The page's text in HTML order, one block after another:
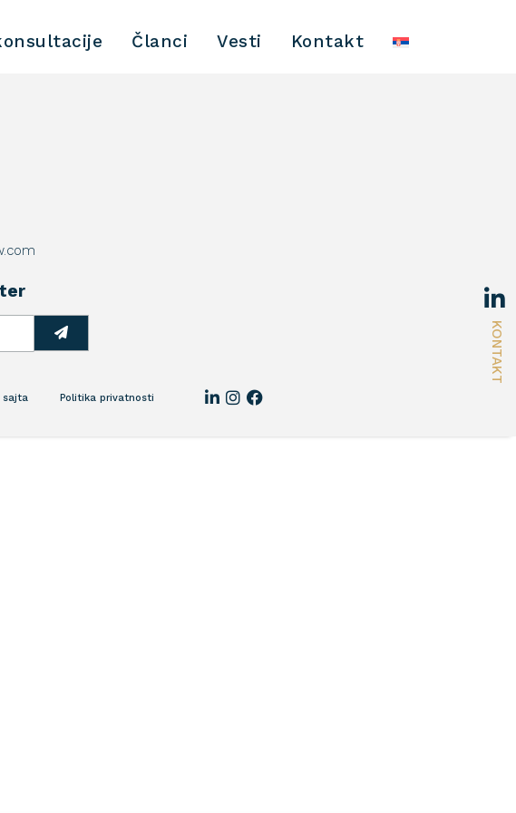
KONTAKT
Članci Vesti Kontakt
Politika privatnosti
sajta